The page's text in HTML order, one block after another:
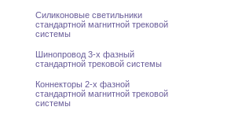
Силиконовые светильники
стандартной магнитной трековой
системы
Шинопровод 3-x фазный
стандартной трековой системы
Коннекторы 2-x фазной
стандартной магнитной трековой
системы